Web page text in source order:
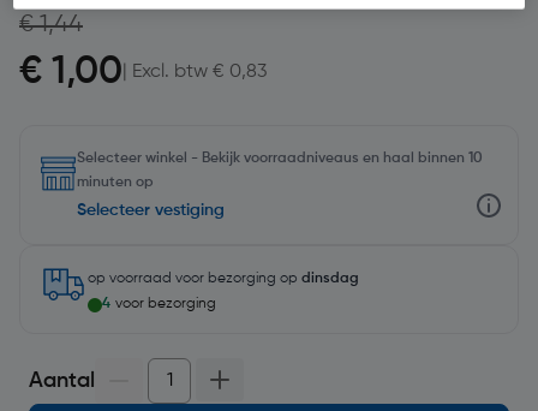
€ 1,44
€ 1,00 | Excl. btw € 0,83
Selecteer winkel - Bekijk voorraadniveaus en haal binnen 10
minuten op
Selecteer vestiging
op voorraad voor bezorging op dinsdag
4 voor bezorging
Aantal